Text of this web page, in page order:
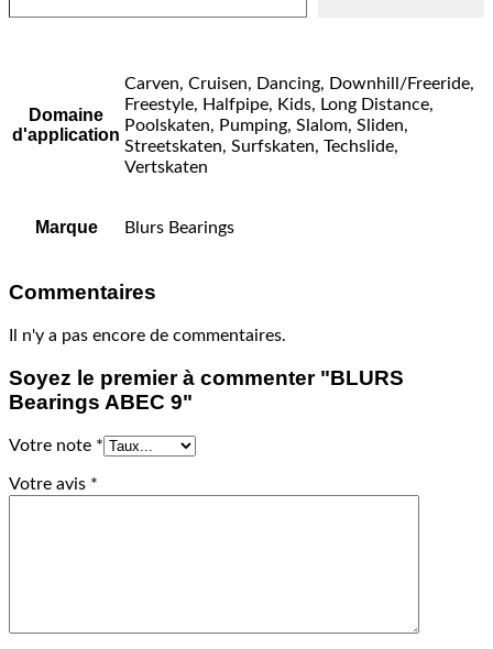
Domaine
d'application
Carven, Cruisen, Dancing, Downhill/Freeride,
Freestyle, Halfpipe, Kids, Long Distance,
Poolskaten, Pumping, Slalom, Sliden,
Streetskaten, Surfskaten, Techslide,
Vertskaten
Marque Blurs Bearings
Commentaires
Il n'y a pas encore de commentaires.
Soyez le premier à commenter "BLURS
Bearings ABEC 9"
Votre note *
Votre avis *